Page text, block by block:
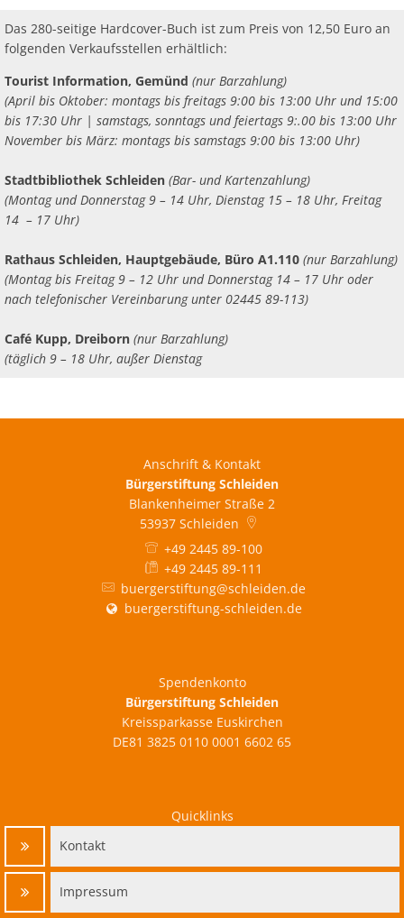
Das 280-seitige Hardcover-Buch ist zum Preis von 12,50 Euro an
folgenden Verkaufsstellen erhältlich:
Tourist Information, Gemünd (nur Barzahlung)
(April bis Oktober: montags bis freitags 9:00 bis 13:00 Uhr und 15:00
bis 17:30 Uhr | samstags, sonntags und feiertags 9:.00 bis 13:00 Uhr
November bis März: montags bis samstags 9:00 bis 13:00 Uhr)
Stadtbibliothek Schleiden (Bar- und Kartenzahlung)
(Montag und Donnerstag 9 – 14 Uhr, Dienstag 15 – 18 Uhr, Freitag
14 – 17 Uhr)
Rathaus Schleiden, Hauptgebäude, Büro A1.110 (nur Barzahlung)
(Montag bis Freitag 9 – 12 Uhr und Donnerstag 14 – 17 Uhr oder
nach telefonischer Vereinbarung unter 02445 89-113)
Café Kupp, Dreiborn (nur Barzahlung)
(täglich 9 – 18 Uhr, außer Dienstag
Anschrift & Kontakt
Bürgerstiftung Schleiden
Blankenheimer Straße 2
53937 Schleiden
+49 2445 89-100
+49 2445 89-111
buergerstiftung@schleiden.de
buergerstiftung-schleiden.de
Spendenkonto
Bürgerstiftung Schleiden
Kreissparkasse Euskirchen
DE81 3825 0110 0001 6602 65
Quicklinks
Kontakt
Impressum